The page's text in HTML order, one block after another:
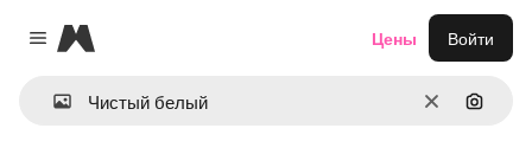
Close menu
Magnific
ОчиститьПоиск
Цены Войти